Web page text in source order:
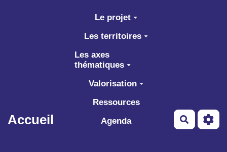
Aller au contenu principal
Accueil
Le projet
Les territoires
Les axes
thématiques
Valorisation
Ressources
Agenda